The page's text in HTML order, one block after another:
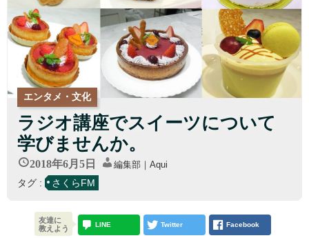
エンタメ・文化
ラジオ講座でスイーツについて
学びませんか。
2018年6月5日 編集部｜Aqui
タグ : さくらFM
友達に
教えよう
LINE Twitter Facebook